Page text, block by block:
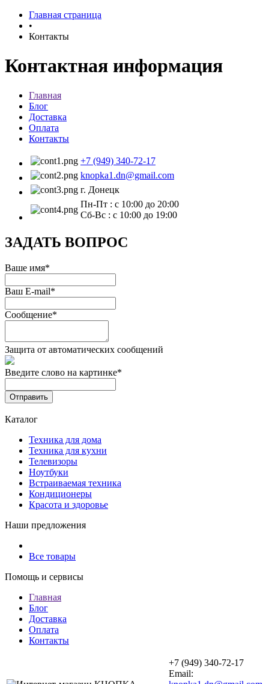
Главная страница
•
Контакты
Контактная информация
Главная
Блог
Доставка
Оплата
Контакты
+7 (949) 340-72-17
knopka1.dn@gmail.com
г. Донецк
Пн-Пт : с 10:00 до 20:00
Сб-Вс : с 10:00 до 19:00
ЗАДАТЬ ВОПРОС
Ваше имя*
Ваш E-mail*
Сообщение*
Защита от автоматических сообщений
Введите слово на картинке*
Каталог
Техника для дома
Техника для кухни
Телевизоры
Ноутбуки
Встраиваемая техника
Кондиционеры
Красота и здоровье
Наши предложения
Все товары
Помощь и сервисы
Главная
Блог
Доставка
Оплата
Контакты
+7 (949) 340-72-17
Email: